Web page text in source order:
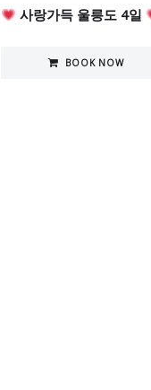
사랑가득 울릉도 4일
BOOK NOW